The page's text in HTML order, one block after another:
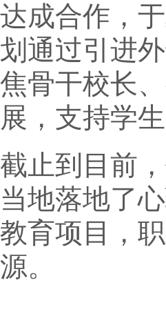
达成合作，
划通过引进
焦骨干校长
展，支持学
截止到目前
当地落地了
教育项目，
源。